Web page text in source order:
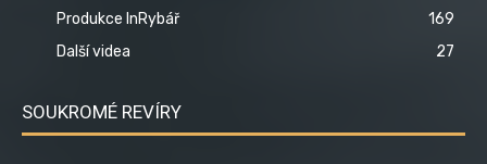
Produkce InRybář
169
Další videa
27
SOUKROMÉ REVÍRY